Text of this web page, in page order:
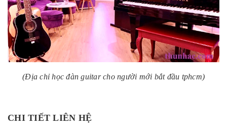
(Địa chỉ học đàn guitar cho người mới bắt đầu tphcm)
CHI TIẾT LIÊN HỆ